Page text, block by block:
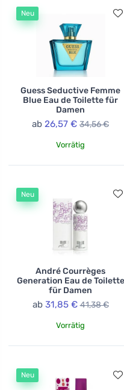
Neu
Guess Seductive Femme
Blue Eau de Toilette für
Damen
ab 26,57 € 34,56 €
Vorrätig
Neu
André Courrèges
Generation Eau de Toilette
für Damen
ab 31,85 € 41,38 €
Vorrätig
Neu